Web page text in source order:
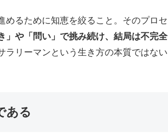
めるために知恵を絞ること。そのプロセ
」や「問い」で挑み続け、結局は不完全
ラリーマンという生き方の本質ではない
ある